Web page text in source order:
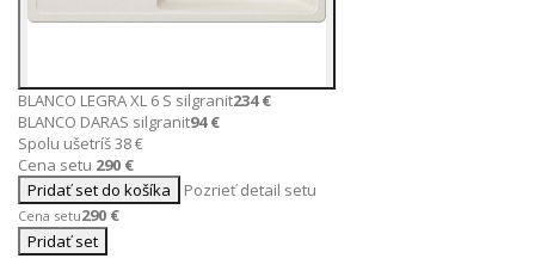
BLANCO LEGRA XL 6 S silgranit234 €
BLANCO DARAS silgranit94 €
Spolu ušetríš 38 €
Cena setu 290 €
Pridať set do košíka
Pozrieť detail setu
Cena setu290 €
Pridať set